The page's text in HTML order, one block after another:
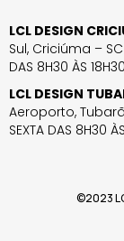
LCL DESIGN
Sul, Criciúma – SC
DAS 8H30 ÀS
LCL DESIGN
Aeroporto,
SEXTA DAS 8H30
©2023